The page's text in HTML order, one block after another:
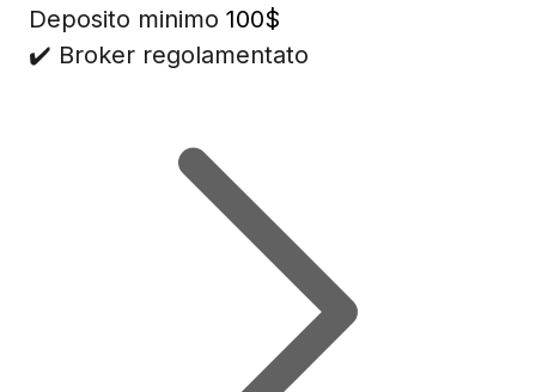
Deposito minimo 100$
✔️ Broker regolamentato